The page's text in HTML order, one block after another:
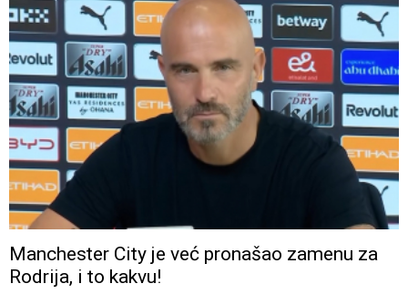
Manchester City je već pronašao zamenu za
Rodrija, i to kakvu!